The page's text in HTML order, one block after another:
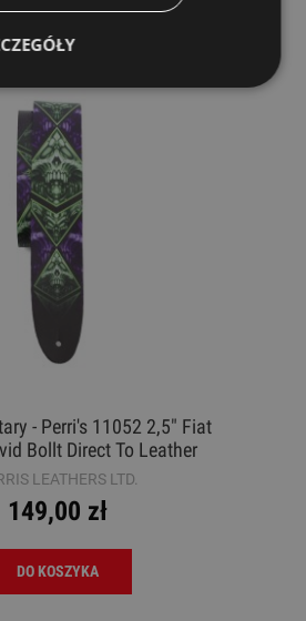
- Perri's 11052 2,5" Fiat
Bollt Direct To Leather
LEATHERS LTD.
149,00 zł
DO KOSZYKA